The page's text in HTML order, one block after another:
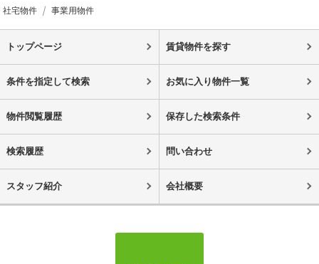
社宅物件 事業用物件
トップページ 賃貸物件を探す
条件を指定して検索 お気に入り物件一覧
物件閲覧履歴 保存した検索条件
検索履歴 問い合わせ
スタッフ紹介 会社概要